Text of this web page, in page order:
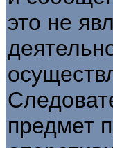
это не
предмет